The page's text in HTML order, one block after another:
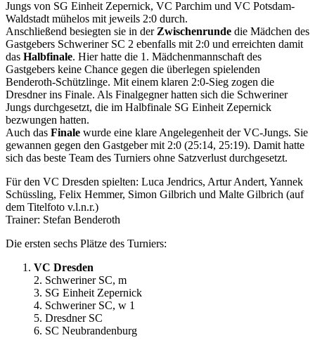
Jungs von SG Einheit Zepernick, VC Parchim und VC Potsdam-
Waldstadt mühelos mit jeweils 2:0 durch.
Anschließend besiegten sie in der Zwischenrunde die Mädchen des
Gastgebers Schweriner SC 2 ebenfalls mit 2:0 und erreichten damit
das Halbfinale. Hier hatte die 1. Mädchenmannschaft des
Gastgebers keine Chance gegen die überlegen spielenden
Benderoth-Schützlinge. Mit einem klaren 2:0-Sieg zogen die
Dresdner ins Finale. Als Finalgegner hatten sich die Schweriner
Jungs durchgesetzt, die im Halbfinale SG Einheit Zepernick
bezwungen hatten.
Auch das Finale wurde eine klare Angelegenheit der VC-Jungs. Sie
gewannen gegen den Gastgeber mit 2:0 (25:14, 25:19). Damit hatte
sich das beste Team des Turniers ohne Satzverlust durchgesetzt.
Für den VC Dresden spielten: Luca Jendrics, Artur Andert, Yannek
Schüssling, Felix Hemmer, Simon Gilbrich und Malte Gilbrich (auf
dem Titelfoto v.l.n.r.)
Trainer: Stefan Benderoth
Die ersten sechs Plätze des Turniers:
VC Dresden
2. Schweriner SC, m
3. SG Einheit Zepernick
4. Schweriner SC, w 1
5. Dresdner SC
6. SC Neubrandenburg